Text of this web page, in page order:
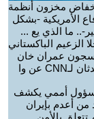
مخزون أنظمة
الأمريكية -بشكل
.. ما الذي يع ...
الزعيم الباكستاني
عمران خان
يتحدثان لـCNN عن وا
أممي يكشف
من أعدم بإيران
تتعلق بالأمن